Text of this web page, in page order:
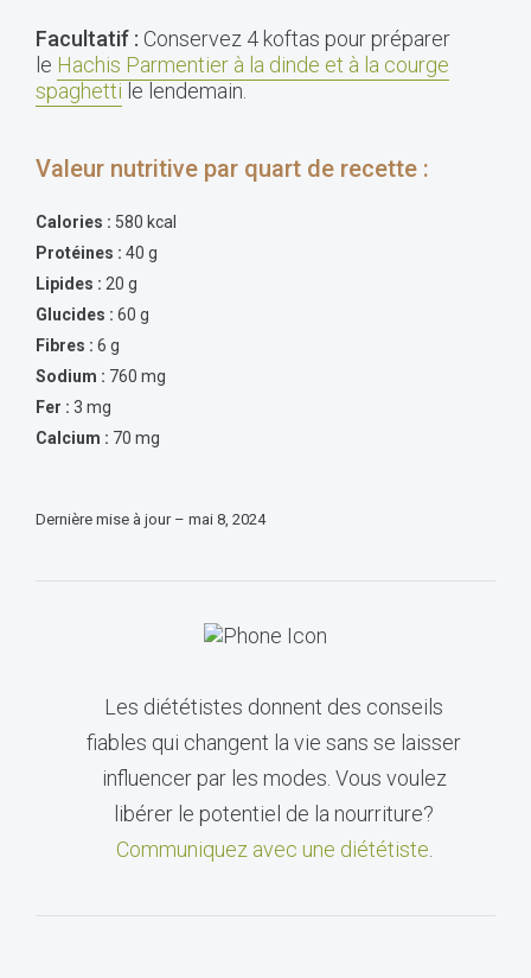
Facultatif : Conservez 4 koftas pour préparer
le Hachis Parmentier à la dinde et à la courge
spaghetti le lendemain.
Valeur nutritive par quart de recette :
Calories : 580 kcal
Protéines : 40 g
Lipides : 20 g
Glucides : 60 g
Fibres : 6 g
Sodium : 760 mg
Fer : 3 mg
Calcium : 70 mg
Dernière mise à jour – mai 8, 2024
Les diététistes donnent des conseils
fiables qui changent la vie sans se laisser
influencer par les modes. Vous voulez
libérer le potentiel de la nourriture?
Communiquez avec une diététiste